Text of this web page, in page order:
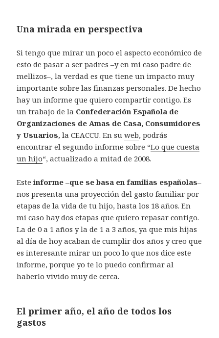
Una mirada en perspectiva
Si tengo que mirar un poco el aspecto económico de
esto de pasar a ser padres –y en mi caso padre de
mellizos–, la verdad es que tiene un impacto muy
importante sobre las finanzas personales. De hecho
hay un informe que quiero compartir contigo. Es
un trabajo de la Confederación Española de
Organizaciones de Amas de Casa, Consumidores
y Usuarios, la CEACCU. En suweb, podrás
encontrar el segundo informe sobre “Lo que cuesta
un hijo“, actualizado a mitad de 2008.
Este informe –que se basa en familias españolas–
nos presenta una proyección del gasto familiar por
etapas de la vida de tu hijo, hasta los 18 años. En
mi caso hay dos etapas que quiero repasar contigo.
La de 0 a 1 años y la de 1 a 3 años, ya que mis hijas
al día de hoy acaban de cumplir dos años y creo que
es interesante mirar un poco lo que nos dice este
informe, porque yo te lo puedo confirmar al
haberlo vivido muy de cerca.
El primer año, el año de todos los
gastos